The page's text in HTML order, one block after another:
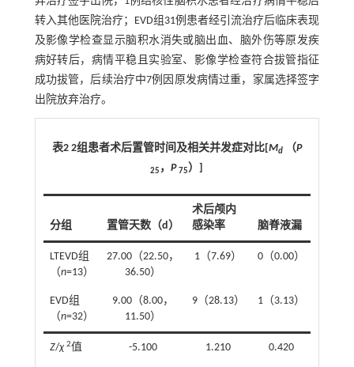
转入其他医院治疗；EVD组31例患者经引流治疗后临床表现
及影像学检查显示脑积水消失或脑出血、脑外伤等原发疾
病好转后，病情平稳且实验室、影像学检查符合拔管指征
成功拔管，后续治疗中7例因原发病情过重，家属选择签字
出院放弃治疗。
表2 2组患者术后置管时间及相关并发症对比[Md（P
25 ，P 75）]
分组 置管天数（d）
术后颅内
感染率
脑脊液漏
LTEVD组
（n=13）
27.00（22.50，
36.50）
1（7.69） 0（0.00）
EVD组
（n=32）
9.00（8.00，
11.50）
9（28.13） 1（3.13）
Z/χ 2值 -5.100 1.210 0.420